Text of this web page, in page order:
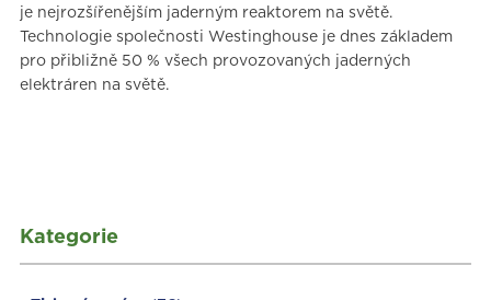
Kategorie
je nejrozšířenějším jaderným reaktorem na světě.
Technologie společnosti Westinghouse je dnes základem
pro přibližně 50 % všech provozovaných jaderných
elektráren na světě.